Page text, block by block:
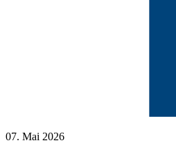
07. Mai 2026